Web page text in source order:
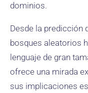
dominios.
Desde la predicción
bosques aleatorios
lenguaje de gran
ofrece una mirada
sus implicaciones